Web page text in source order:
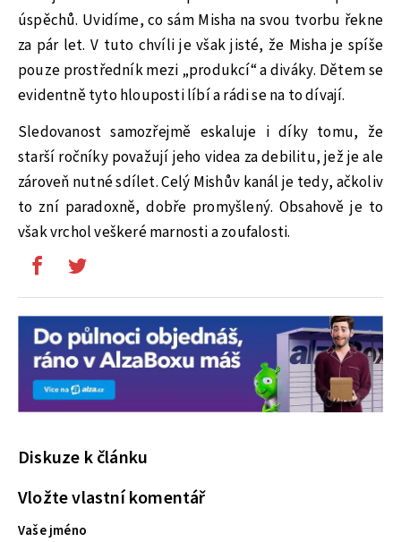
úspěchů. Uvidíme, co sám Misha na svou tvorbu řekne
za pár let. V tuto chvíli je však jisté, že Misha je spíše
pouze prostředník mezi „produkcí“ a diváky. Dětem se
evidentně tyto hlouposti líbí a rádi se na to dívají.
Sledovanost samozřejmě eskaluje i díky tomu, že
starší ročníky považují jeho videa za debilitu, jež je ale
zároveň nutné sdílet. Celý Mishův kanál je tedy, ačkoliv
to zní paradoxně, dobře promyšlený. Obsahově je to
však vrchol veškeré marnosti a zoufalosti.
Diskuze k článku
Vložte vlastní komentář
Vaše jméno